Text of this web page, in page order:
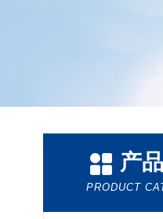
产
PRODUCT